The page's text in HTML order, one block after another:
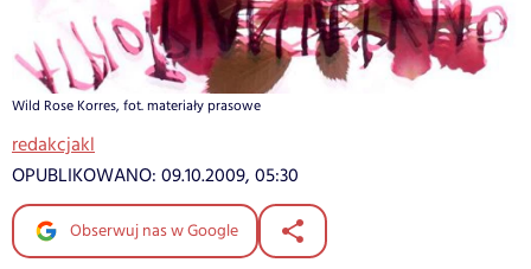
Wild Rose Korres, fot. materiały prasowe
redakcjakl
OPUBLIKOWANO: 09.10.2009, 05:30
Obserwuj nas w Google